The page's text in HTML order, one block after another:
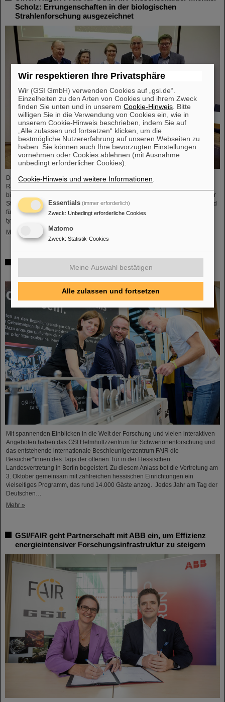
Scholz: Errungenschaften in der biologischen
Strahlenforschung ausgezeichnet
Der GSI/FAIR-Wissenschaftler Privatdozent Dr. Michael Scholz wurde im
Rahmen der diesjährigen Jahrestagung der Deutschen Gesellschaft für
biologische Strahlenforschung (DeGBS) in München für seine Beiträge in der
Strahlenforschung mit dem Ulrich-Hagen-Preis ausgezeichnet. Der Preis wird
für herausragende Verdienste in der deutschen Strahlenforschung –
typischerweise für ein Lebenswerk – vergeben.
Mehr »
in Berlin: GSI und FAIR ziehen positive Bilanz
Mit spannenden Einblicken in die Welt der Forschung und vielen interaktiven
Angeboten haben das GSI Helmholtzzentrum für Schwerionenforschung und
das entstehende internationale Beschleunigerzentrum FAIR die
Besucher*innen des Tags der offenen Tür in der Hessischen
Landesvertretung in Berlin begeistert. Zu diesem Anlass bot die Vertretung am
3. Oktober gemeinsam mit zahlreichen hessischen Einrichtungen ein
vielseitiges Programm, das rund 14.000 Gäste anzog. Jedes Jahr am Tag der
Deutschen…
Mehr »
GSI/FAIR geht Partnerschaft mit ABB ein, um Effizienz
energieintensiver Forschungsinfrastruktur zu steigern
Wir respektieren Ihre Privatsphäre
Wir (GSI GmbH) verwenden Cookies auf „gsi.de“.
Einzelheiten zu den Arten von Cookies und ihrem Zweck
finden Sie unten und in unseremCookie-Hinweis . Bitte
willigen Sie in die Verwendung von Cookies ein, wie in
unserem Cookie-Hinweis beschrieben, indem Sie auf
„Alle zulassen und fortsetzen“ klicken, um die
bestmögliche Nutzererfahrung auf unseren Webseiten zu
haben. Sie können auch Ihre bevorzugten Einstellungen
vornehmen oder Cookies ablehnen (mit Ausnahme
unbedingt erforderlicher Cookies).
Cookie-Hinweis und weitere Informationen
Essentials (immer erforderlich)
Zweck: Unbedingt erforderliche Cookies
Matomo
Zweck: Statistik-Cookies
Meine Auswahl bestätigen
Alle zulassen und fortsetzen